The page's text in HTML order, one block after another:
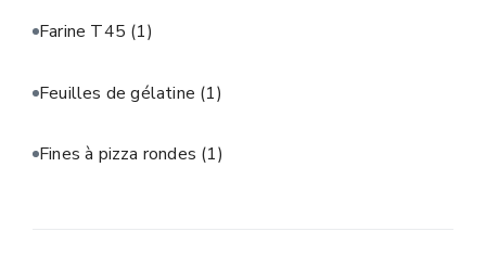
Farine T45 (1)
Feuilles de gélatine (1)
Fines à pizza rondes (1)